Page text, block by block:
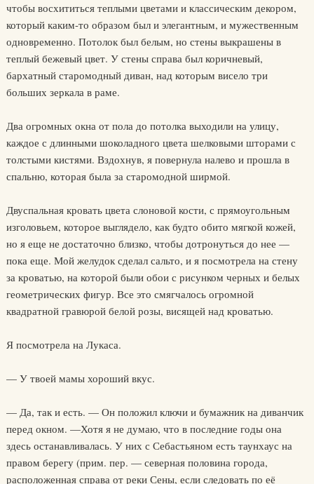
чтобы восхититься теплыми цветами и классическим декором,
который каким-то образом был и элегантным, и мужественным
одновременно. Потолок был белым, но стены выкрашены в
теплый бежевый цвет. У стены справа был коричневый,
бархатный старомодный диван, над которым висело три
больших зеркала в раме.
Два огромных окна от пола до потолка выходили на улицу,
каждое с длинными шоколадного цвета шелковыми шторами с
толстыми кистями. Вздохнув, я повернула налево и прошла в
спальню, которая была за старомодной ширмой.
Двуспальная кровать цвета слоновой кости, с прямоугольным
изголовьем, которое выглядело, как будто обито мягкой кожей,
но я еще не достаточно близко, чтобы дотронуться до нее —
пока еще. Мой желудок сделал сальто, и я посмотрела на стену
за кроватью, на которой были обои с рисунком черных и белых
геометрических фигур. Все это смягчалось огромной
квадратной гравюрой белой розы, висящей над кроватью.
Я посмотрела на Лукаса.
— У твоей мамы хороший вкус.
— Да, так и есть. — Он положил ключи и бумажник на диванчик
перед окном. —Хотя я не думаю, что в последние годы она
здесь останавливалась. У них с Себастьяном есть таунхаус на
правом берегу (прим. пер. — северная половина города,
расположенная справа от реки Сены, если следовать по её